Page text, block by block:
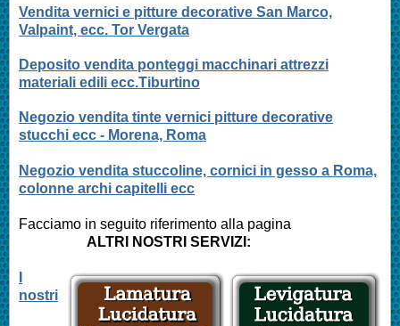
Vendita vernici e pitture decorative San Marco,
Valpaint, ecc. Tor Vergata
Deposito vendita ponteggi macchinari attrezzi
materiali edili ecc.Tiburtino
Negozio vendita tinte vernici pitture decorative
stucchi ecc - Morena, Roma
Negozio vendita stuccoline, cornici in gesso a Roma,
colonne archi capitelli ecc
Facciamo in seguito riferimento alla pagina
ALTRI NOSTRI SERVIZI:
nostri